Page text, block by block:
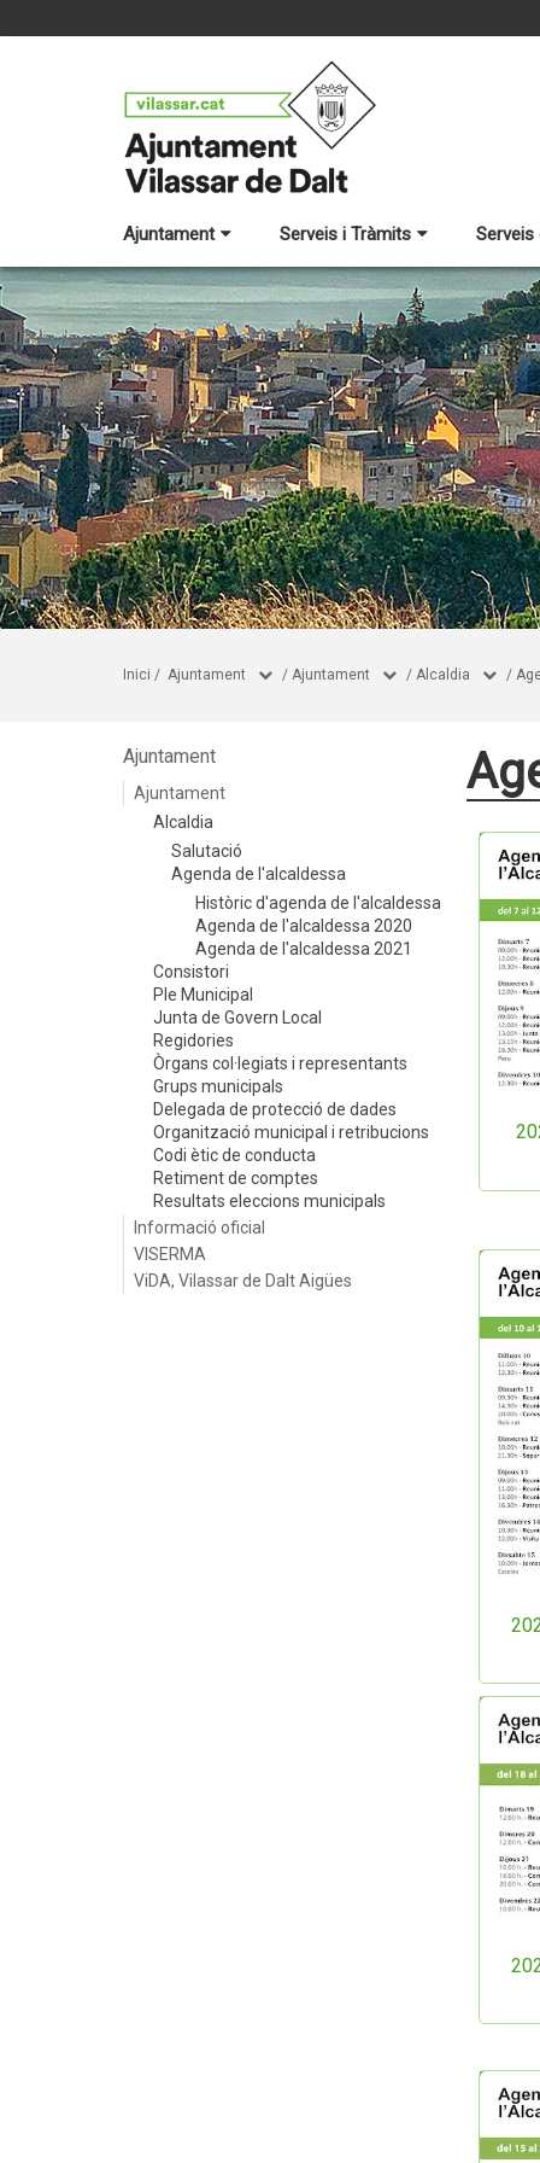
Ajuntament Serveis i Tràmits
Inici / Ajuntament / Ajuntament / Alcaldia /
Ajuntament
Ajuntament
Alcaldia
Salutació
Agenda de l'alcaldessa
Històric d'agenda de l'alcaldessa
Agenda de l'alcaldessa 2020
Agenda de l'alcaldessa 2021
Consistori
Ple Municipal
Junta de Govern Local
Regidories
Òrgans col·legiats i representants
Grups municipals
Delegada de protecció de dades
Organització municipal i retribucions
Codi ètic de conducta
Retiment de comptes
Resultats eleccions municipals
Informació oficial
VISERMA
ViDA, Vilassar de Dalt Aigües